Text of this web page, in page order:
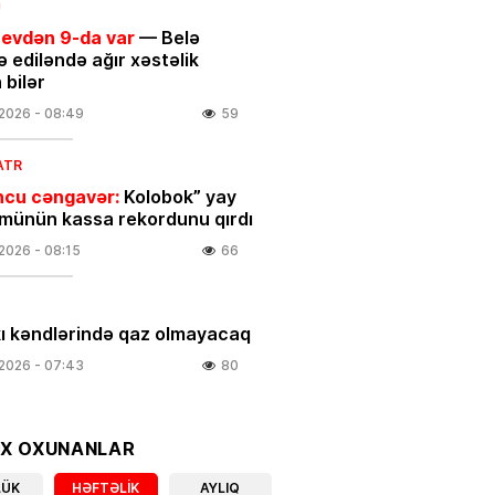
9-da var— Belə
ediləndə ağır xəstəlik
bilər
- 08:49 59
cəngavər: Kolobok” yay
kassa rekordunu qırdı
- 08:15 66
kəndlərində qaz olmayacaq
- 07:43 80
7-si üçün xəbərdarlıq:
ehtiyatlı olsun
OXUNANLAR
HƏFTƏLIK AYLIQ